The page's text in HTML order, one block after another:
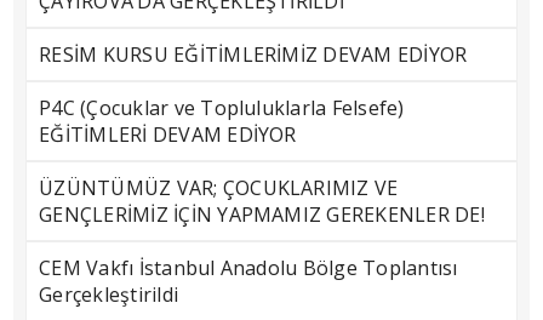
RESİM KURSU EĞİTİMLERİMİZ DEVAM EDİYOR
P4C (Çocuklar ve Topluluklarla Felsefe)
EĞİTİMLERİ DEVAM EDİYOR
ÜZÜNTÜMÜZ VAR; ÇOCUKLARIMIZ VE
GENÇLERİMİZ İÇİN YAPMAMIZ GEREKENLER DE!
CEM Vakfı İstanbul Anadolu Bölge Toplantısı
Gerçekleştirildi